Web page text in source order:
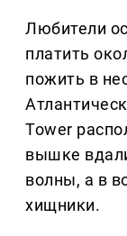
Любители
платить
пожить в
Tower
вышке
волны, а в
хищники.